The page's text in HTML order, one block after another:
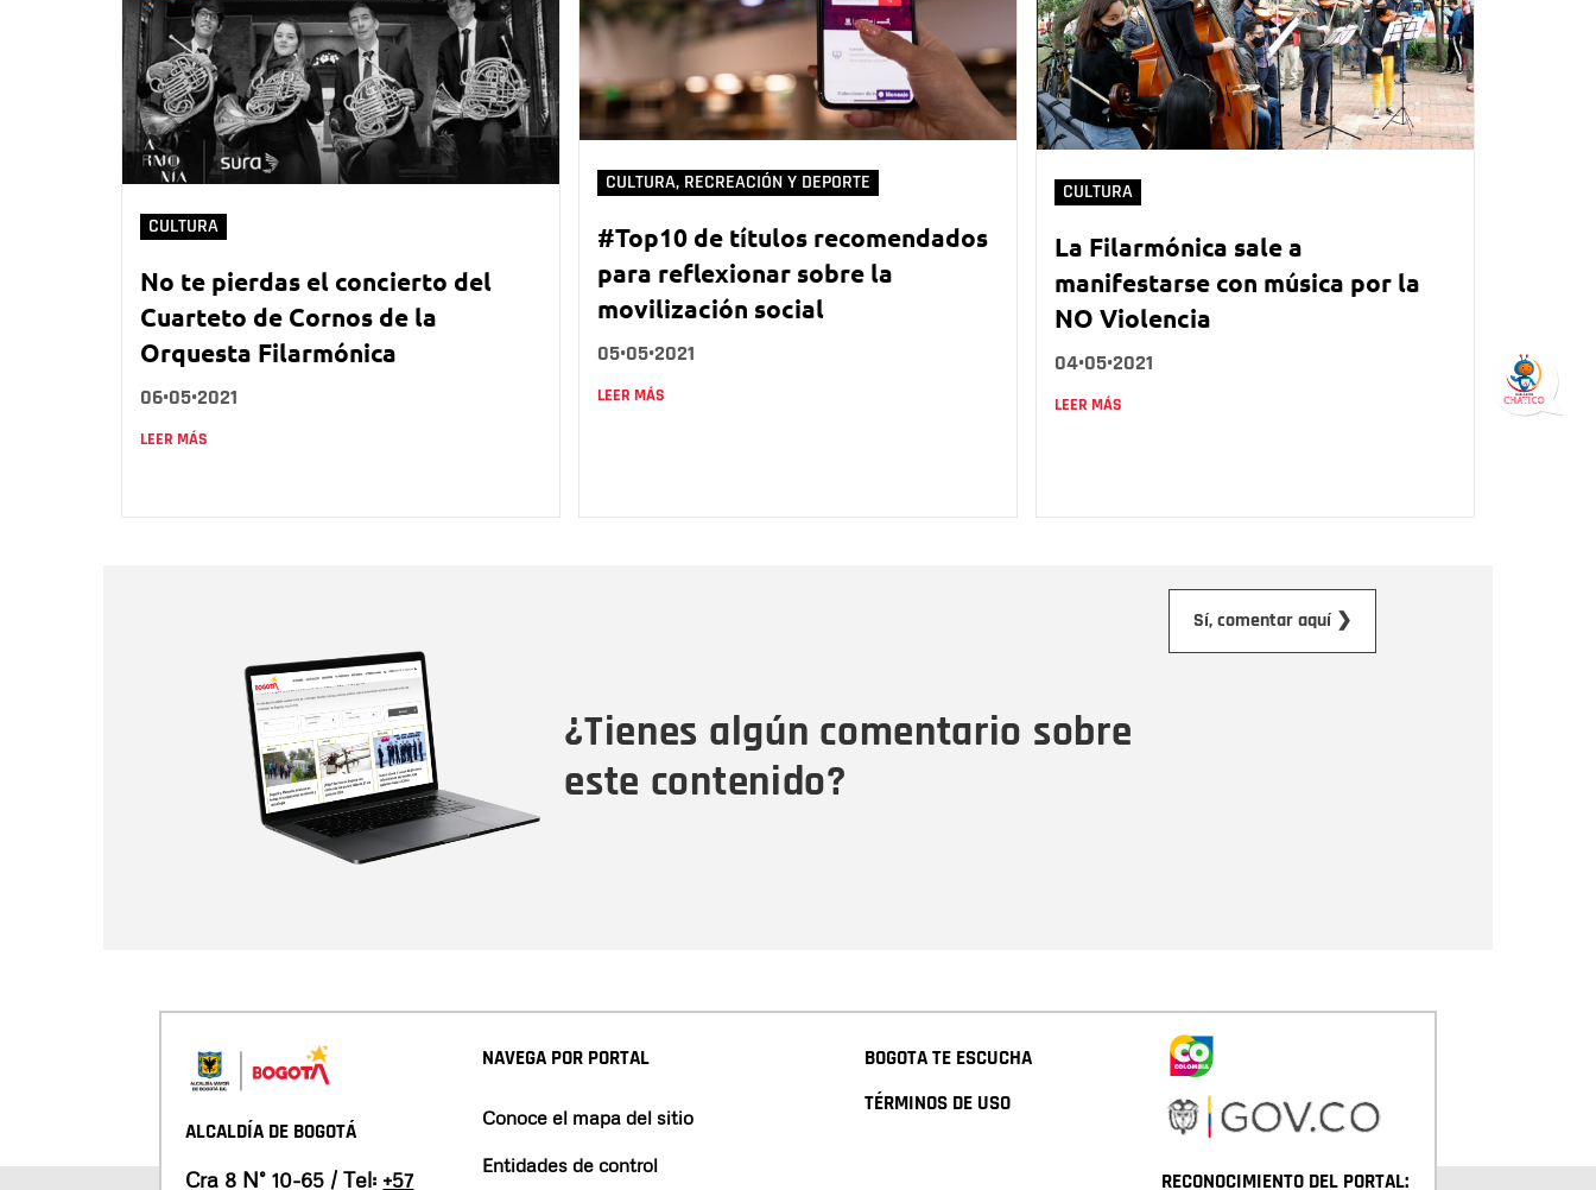
CULTURA
No te pierdas el concierto del
Cuarteto de Cornos de la
Orquesta Filarmónica
06•05•2021
LEER MÁS
CULTURA, RECREACIÓN Y DEPORTE
#Top10 de títulos recomendados
para reflexionar sobre la
movilización social
05•05•2021
LEER MÁS
CULTURA
La Filarmónica sale a
manifestarse con música por la
NO Violencia
04•05•2021
LEER MÁS
¿Tienes algún comentario sobre
este contenido?
Sí, comentar aquí ❯
ALCALDÍA DE BOGOTÁ
Cra 8 N° 10-65 / Tel: +57
NAVEGA POR PORTAL
Conoce el mapa del sitio
Entidades de control
BOGOTA TE ESCUCHA
TÉRMINOS DE USO
RECONOCIMIENTO DEL PORTAL: